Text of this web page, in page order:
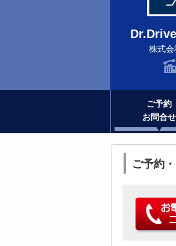
株式
ご予約
お問合せ
ご予約